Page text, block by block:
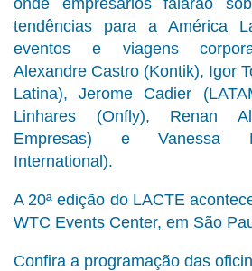
tendências para a América
eventos e viagens
Alexandre Castro (Kontik), Igor
Latina), Jerome Cadier
Linhares (Onfly), Renan
Empresas) e Vanessa
International).
A 20ª edição do LACTE
WTC Events Center, em São
Confira a programação das